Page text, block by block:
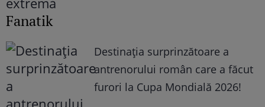
Fanatik
Destinația surprinzătoare a
antrenorului român care a făcut
furori la Cupa Mondială 2026!